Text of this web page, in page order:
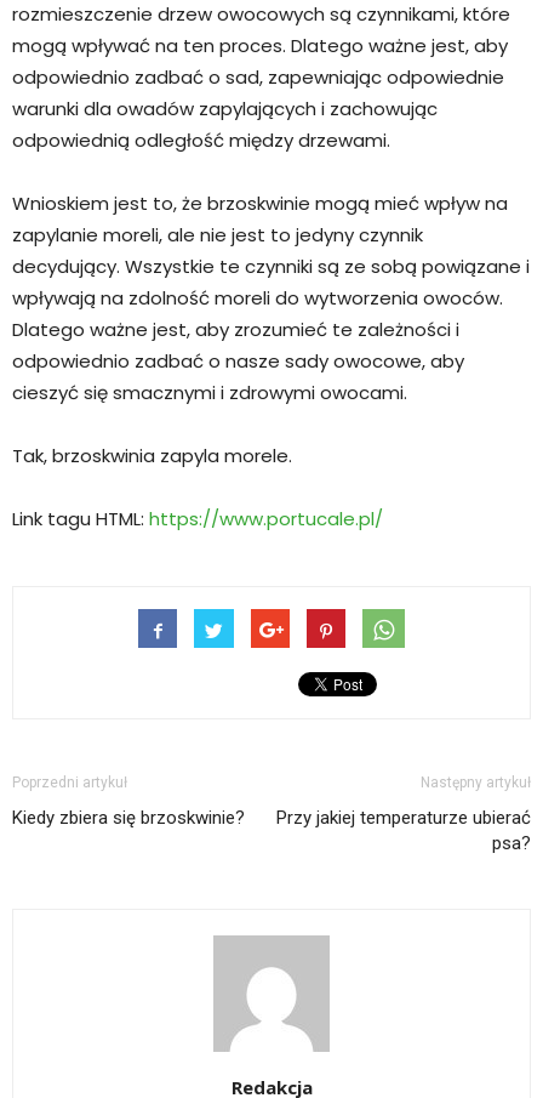
rozmieszczenie drzew owocowych są czynnikami, które
mogą wpływać na ten proces. Dlatego ważne jest, aby
odpowiednio zadbać o sad, zapewniając odpowiednie
warunki dla owadów zapylających i zachowując
odpowiednią odległość między drzewami.
Wnioskiem jest to, że brzoskwinie mogą mieć wpływ na
zapylanie moreli, ale nie jest to jedyny czynnik
decydujący. Wszystkie te czynniki są ze sobą powiązane i
wpływają na zdolność moreli do wytworzenia owoców.
Dlatego ważne jest, aby zrozumieć te zależności i
odpowiednio zadbać o nasze sady owocowe, aby
cieszyć się smacznymi i zdrowymi owocami.
Tak, brzoskwinia zapyla morele.
Link tagu HTML: https://www.portucale.pl/
Poprzedni artykuł
Kiedy zbiera się brzoskwinie?
Następny artykuł
Przy jakiej temperaturze ubierać
psa?
Redakcja